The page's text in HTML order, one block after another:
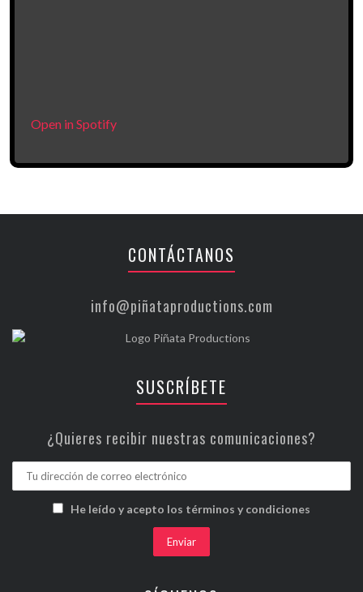
Open in Spotify
CONTÁCTANOS
info@piñataproductions.com
SUSCRÍBETE
¿Quieres recibir nuestras comunicaciones?
He leído y acepto los términos y condiciones